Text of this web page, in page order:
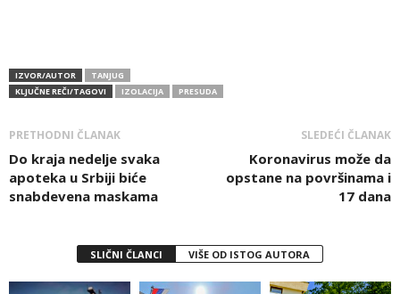
IZVOR/AUTOR
TANJUG
KLJUČNE REČI/TAGOVI
IZOLACIJA PRESUDA
PRETHODNI ČLANAK
Do kraja nedelje svaka
apoteka u Srbiji biće
snabdevena maskama
SLEDEĆI ČLANAK
Koronavirus može da
opstane na površinama i
17 dana
SLIČNI ČLANCI VIŠE OD ISTOG AUTORA